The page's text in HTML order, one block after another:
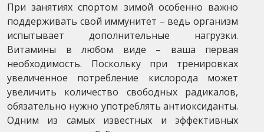
При занятиях спортом зимой особенно важно
поддерживать свой иммунитет – ведь организм
испытывает дополнительные нагрузки.
Витамины в любом виде – ваша первая
необходимость. Поскольку при тренировках
увеличенное потребление кислорода может
увеличить количество свободных радикалов,
обязательно нужно употреблять антиоксиданты.
Одним из самых известных и эффективных